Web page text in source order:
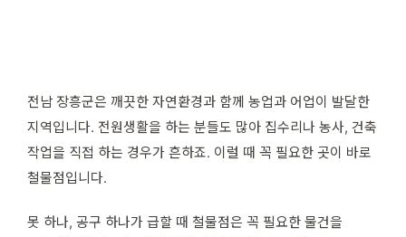
전남 장흥군은 깨끗한 자연환경과 함께 농업과 어업이 발달한
지역입니다. 전원생활을 하는 분들도 많아 집수리나 농사, 건축
작업을 직접 하는 경우가 흔하죠. 이럴 때 꼭 필요한 곳이 바로
철물점입니다.
못 하나, 공구 하나가 급할 때 철물점은 꼭 필요한 물건을